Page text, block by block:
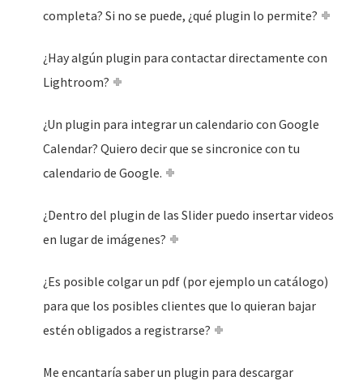
completa? Si no se puede, ¿qué plugin lo permite?
¿Hay algún plugin para contactar directamente con
Lightroom?
¿Un plugin para integrar un calendario con Google
Calendar? Quiero decir que se sincronice con tu
calendario de Google.
¿Dentro del plugin de las Slider puedo insertar videos
en lugar de imágenes?
¿Es posible colgar un pdf (por ejemplo un catálogo)
para que los posibles clientes que lo quieran bajar
estén obligados a registrarse?
Me encantaría saber un plugin para descargar